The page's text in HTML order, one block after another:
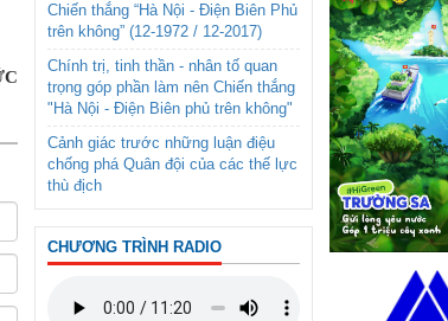
Chiến thắng “Hà Nội - Điện Biên Phủ
trên không” (12-1972 / 12-2017)
Chính trị, tinh thần - nhân tố quan
trọng góp phần làm nên Chiến thắng
"Hà Nội - Điện Biên phủ trên không"
Cảnh giác trước những luận điệu
chống phá Quân đội của các thế lực
thù địch
CHƯƠNG TRÌNH RADIO